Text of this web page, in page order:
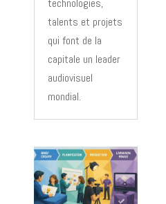
talents et projets
qui font de la
capitale un leader
audiovisuel
mondial.